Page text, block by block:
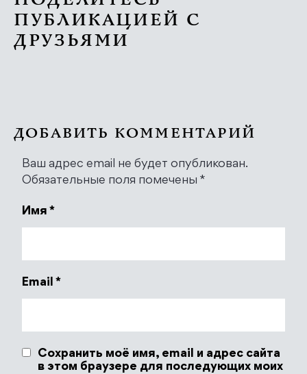
ПУБЛИКАЦИЕЙ С
ДРУЗЬЯМИ
ДОБАВИТЬ КОММЕНТАРИЙ
Ваш адрес email не будет опубликован.
Обязательные поля помечены *
Имя *
Email *
Сохранить моё имя, email и адрес сайта
в этом браузере для последующих моих